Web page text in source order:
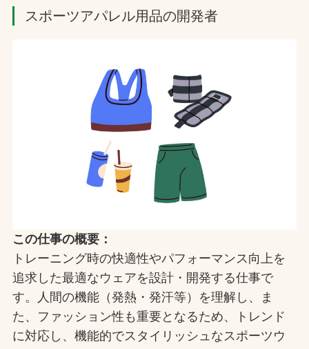
スポーツアパレル用品の開発者
この仕事の概要：
トレーニング時の快適性やパフォーマンス向上を
追求した最適なウェアを設計・開発する仕事で
す。人間の機能（発熱・発汗等）を理解し、ま
た、ファッション性も重要となるため、トレンド
に対応し、機能的でスタイリッシュなスポーツウ